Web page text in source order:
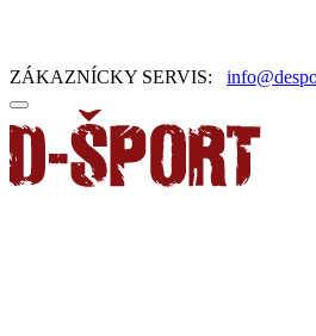
ZÁKAZNÍCKY SERVIS: